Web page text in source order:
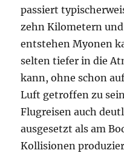
passiert
zehn Kilometern
entstehen Myonen
selten tiefer in die
kann, ohne schon
Luft getroffen zu
Flugreisen auch
ausgesetzt als am
Kollisionen